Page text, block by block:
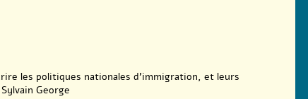
les politiques nationales d’immigration, et leurs
George